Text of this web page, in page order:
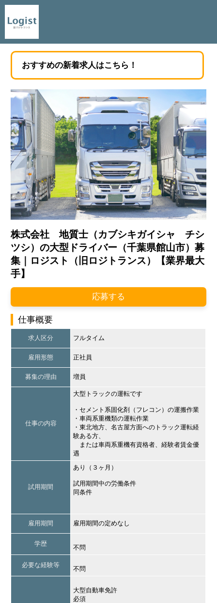
おすすめの新着求人はこちら！
株式会社 地質士（カブシキガイシャ チシ
ツシ）の大型ドライバー（千葉県館山市）募
集｜ロジスト（旧ロジトランス）【業界最大
手】
応募する
仕事概要
求人区分 フルタイム
雇用形態 正社員
募集の理由 増員
仕事の内容
大型トラックの運転です
・セメント系固化剤（フレコン）の運搬作業
・車両系重機類の運転作業
・東北地方、名古屋方面へのトラック運転経
験ある方、
または車両系重機有資格者、経験者賃金優
遇
試用期間
あり（３ヶ月）
試用期間中の労働条件
同条件
雇用期間 雇用期間の定めなし
学歴
不問
必要な経験等
不問
大型自動車免許
必須